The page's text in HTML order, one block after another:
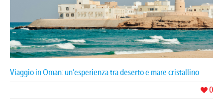
Viaggio in Oman: un’esperienza tra deserto e mare cristallino
0